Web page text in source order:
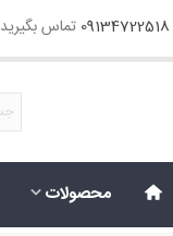
09134722518 تماس بگیرید
محصولات